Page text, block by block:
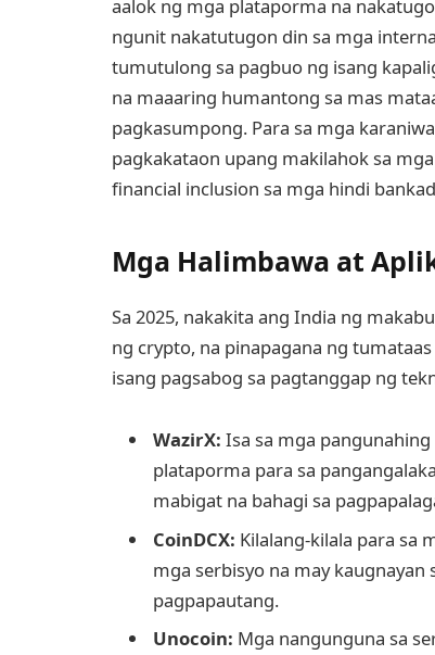
aalok ng mga plataporma na
ngunit nakatutugon din sa mga
tumutulong sa pagbuo ng isang
na maaaring humantong sa mas
pagkasumpong. Para sa mga
pagkakataon upang makilahok sa
financial inclusion sa mga hindi
Mga Halimbawa at
Sa 2025, nakakita ang India ng
ng crypto, na pinapagana ng
isang pagsabog sa pagtanggap ng
WazirX: Isa sa mga
plataporma para sa
mabigat na bahagi sa
CoinDCX: Kilalang-kilala para sa
mga serbisyo na may
pagpapautang.
Unocoin: Mga nangunguna sa